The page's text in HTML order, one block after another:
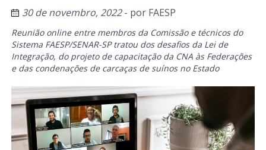
30 de novembro, 2022- por FAESP
Reunião online entre membros da Comissão e técnicos do
Sistema FAESP/SENAR-SP tratou dos desafios da Lei de
Integração, do projeto de capacitação da CNA às Federações
e das condenações de carcaças de suínos no Estado